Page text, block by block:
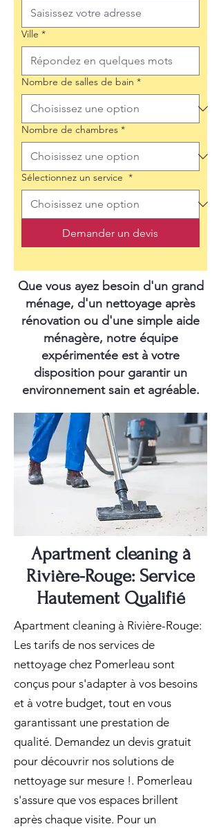
Ville *
Nombre de salles de bain *
Nombre de chambres *
Sélectionnez un service *
Demander un devis
Que vous ayez besoin d'un grand
ménage, d'un nettoyage après
rénovation ou d'une simple aide
ménagère, notre équipe
expérimentée est à votre
disposition pour garantir un
environnement sain et agréable.
Apartment cleaning à
Rivière-Rouge: Service
Hautement Qualifié
Apartment cleaning à Rivière-Rouge:
Les tarifs de nos services de
nettoyage chez Pomerleau sont
conçus pour s'adapter à vos besoins
et à votre budget, tout en vous
garantissant une prestation de
qualité. Demandez un devis gratuit
pour découvrir nos solutions de
nettoyage sur mesure !. Pomerleau
s'assure que vos espaces brillent
après chaque visite. Pour un